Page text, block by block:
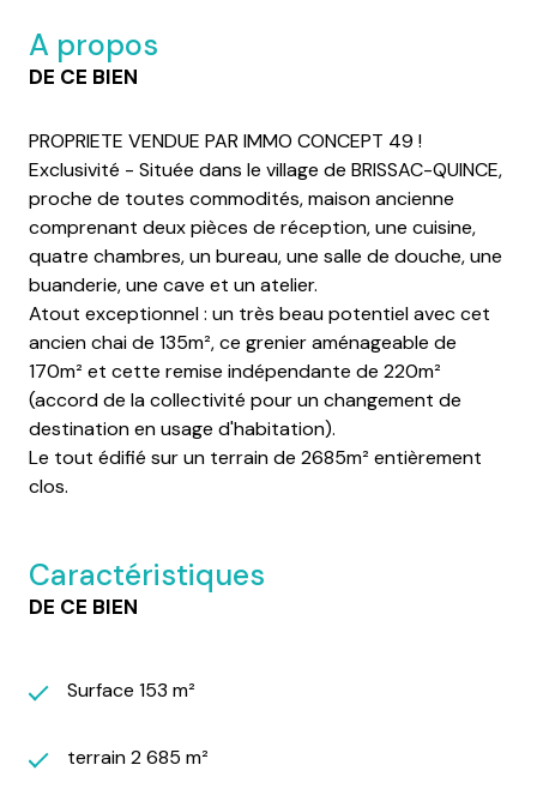
A propos
DE CE BIEN
PROPRIETE VENDUE PAR IMMO CONCEPT 49 !
Exclusivité - Située dans le village de BRISSAC-QUINCE,
proche de toutes commodités, maison ancienne
comprenant deux pièces de réception, une cuisine,
quatre chambres, un bureau, une salle de douche, une
buanderie, une cave et un atelier.
Atout exceptionnel : un très beau potentiel avec cet
ancien chai de 135m², ce grenier aménageable de
170m² et cette remise indépendante de 220m²
(accord de la collectivité pour un changement de
destination en usage d'habitation).
Le tout édifié sur un terrain de 2685m² entièrement
clos.
Caractéristiques
DE CE BIEN
Surface 153 m²
terrain 2 685 m²